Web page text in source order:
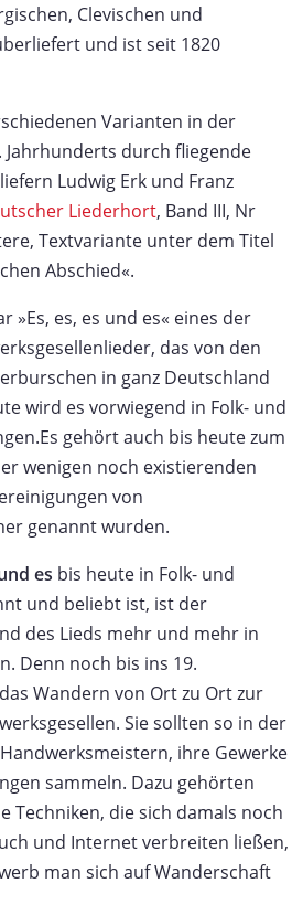
Clevischen und
und ist seit 1820
Varianten in der
Jahrhunderts durch fliegende
Ludwig Erk und Franz
Liederhort, Band III, Nr
Textvariante unter dem Titel
Abschied«.
»Es, es, es und es« eines der
das von den
in ganz Deutschland
wird es vorwiegend in Folk- und
gehört auch bis heute zum
wenigen noch existierenden
von
genannt wurden.
es bis heute in Folk- und
und beliebt ist, ist der
des Lieds mehr und mehr in
Denn noch bis ins 19.
Wandern von Ort zu Ort zur
Sie sollten so in der
ihre Gewerke
sammeln. Dazu gehörten
Techniken, die sich damals noch
und Internet verbreiten ließen,
man sich auf Wanderschaft